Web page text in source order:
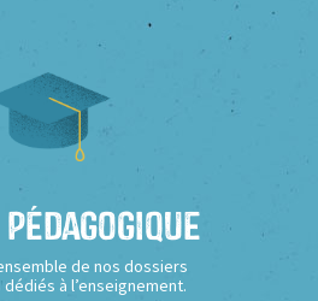
Pédagogique
de nos dossiers
à l’enseignement.